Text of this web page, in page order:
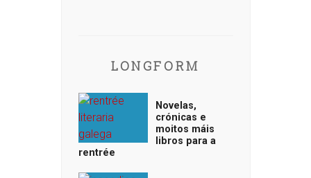
LONGFORM
Novelas,
crónicas e
moitos máis
libros para a
rentrée